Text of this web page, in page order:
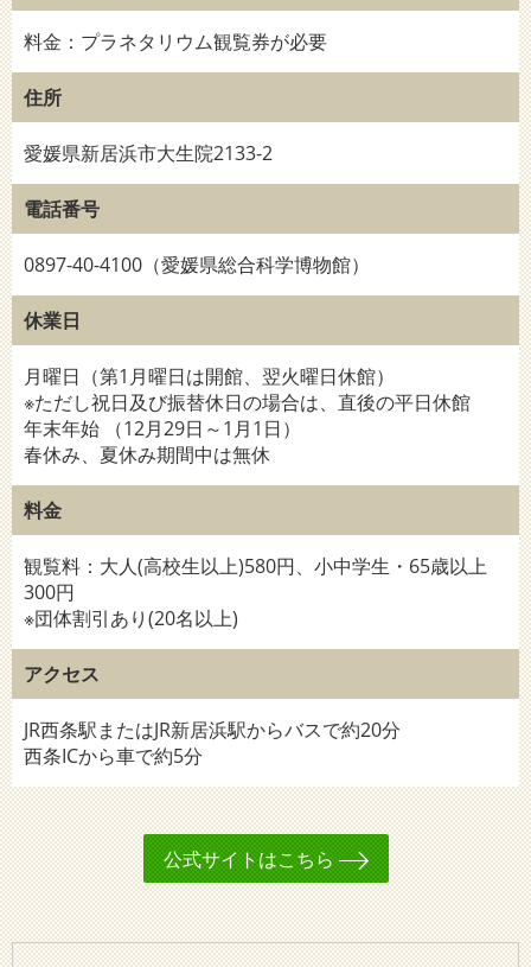
料金：プラネタリウム観覧券が必要
住所
愛媛県新居浜市大生院2133-2
電話番号
0897-40-4100（愛媛県総合科学博物館）
休業日
月曜日（第1月曜日は開館、翌火曜日休館）
※ただし祝日及び振替休日の場合は、直後の平日休館
年末年始 （12月29日～1月1日）
春休み、夏休み期間中は無休
料金
観覧料：大人(高校生以上)580円、小中学生・65歳以上
300円
※団体割引あり(20名以上)
アクセス
JR西条駅またはJR新居浜駅からバスで約20分
西条ICから車で約5分
公式サイトはこちら